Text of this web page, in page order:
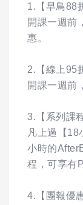
1.【早鳥88
開課一週前
惠。
2.【線上95
開課一週前
3.【系列課
凡上過【18
小時的
程，可享有
4.【團報優